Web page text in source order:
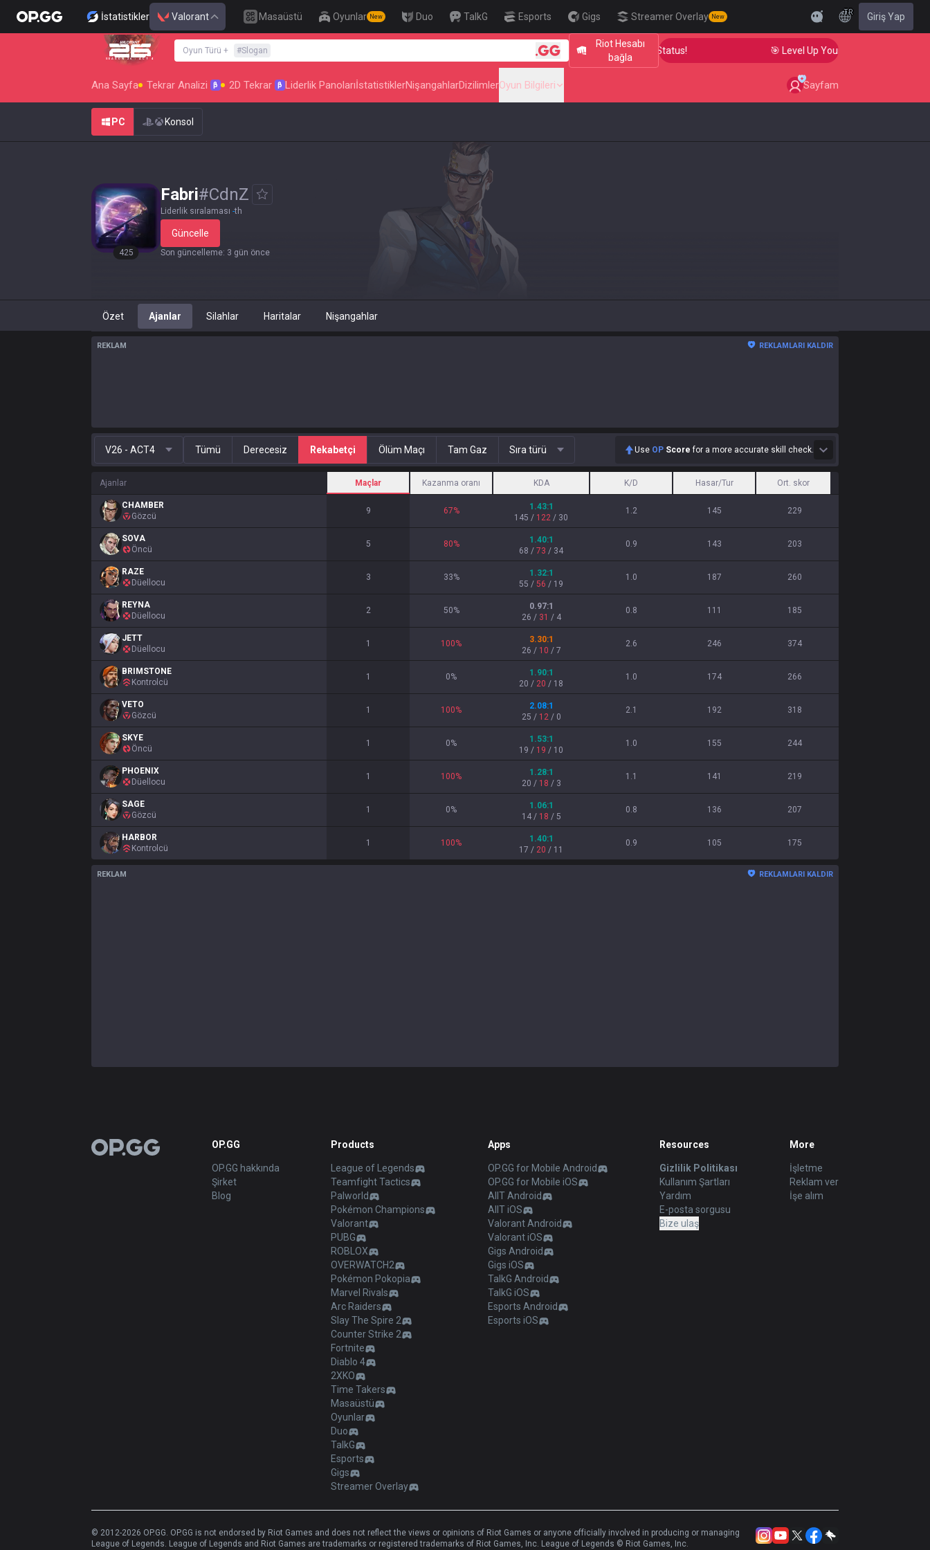
İstatistikler Valorant Masaüstü Oyunlar New Duo TalkG Esports Gigs Streamer Overlay New
TR Giriş Yap
SEASON 26 : ACT 4
Oyun Türü + #Slogan
Riot Hesabı
bağla
🎯 Level Up Your Aim to Radiant Status! 🎯 Level Up Your Aim to Radiant Status!
Ana Sayfa Tekrar Analizi β 2D Tekrar β Liderlik PanolarıİstatistiklerNişangahlarDizilimlerOyun Bilgileri Sayfam
PC Konsol
425
Fabri#CdnZ
Liderlik sıralaması -th
Güncelle
Son güncelleme: 3 gün önce
Özet Ajanlar Silahlar Haritalar Nişangahlar
REKLAM REKLAMLARI KALDIR
V26 - ACT4 Tümü Derecesiz Rekabetçi Ölüm Maçı Tam Gaz Sıra türü Use OP Score for a more accurate skill check.
Ajanlar Maçlar Kazanma oranı KDA K/D Hasar/Tur Ort. skor
CHAMBER
Gözcü
9 67% 1.43:1
145 / 122 / 30
1.2 145 229
SOVA
Öncü
5 80% 1.40:1
68 / 73 / 34
0.9 143 203
RAZE
Düellocu
3 33% 1.32:1
55 / 56 / 19
1.0 187 260
REYNA
Düellocu
2 50% 0.97:1
26 / 31 / 4
0.8 111 185
JETT
Düellocu
1 100% 3.30:1
26 / 10 / 7
2.6 246 374
BRIMSTONE
Kontrolcü
1 0% 1.90:1
20 / 20 / 18
1.0 174 266
VETO
Gözcü
1 100% 2.08:1
25 / 12/ 0
2.1 192 318
SKYE
Öncü
1 0% 1.53:1
19 / 19 / 10
1.0 155 244
PHOENIX
Düellocu
1 100% 1.28:1
20 / 18 / 3
1.1 141 219
SAGE
Gözcü
1 0% 1.06:1
14/ 18 / 5
0.8 136 207
HARBOR
Kontrolcü
1 100% 1.40:1
17 / 20 / 11
0.9 105 175
REKLAM REKLAMLARI KALDIR
OP.GG OP.GG
OP.GG hakkında
Şirket
Blog
Products
League of Legends
Teamfight Tactics
Palworld
Pokémon Champions
Valorant
PUBG
ROBLOX
OVERWATCH2
Pokémon Pokopia
Marvel Rivals
Arc Raiders
Slay The Spire 2
Counter Strike 2
Fortnite
Diablo 4
2XKO
Time Takers
Masaüstü
Oyunlar
Duo
TalkG
Esports
Gigs
Streamer Overlay
Apps
OP.GG for Mobile Android
OP.GG for Mobile iOS
AllT Android
AllT iOS
Valorant Android
Valorant iOS
Gigs Android
Gigs iOS
TalkG Android
TalkG iOS
Esports Android
Esports iOS
Resources
Gizlilik Politikası
Kullanım Şartları
Yardım
E-posta sorgusu
Bize ulaş
More
İşletme
Reklam ver
İşe alım
© 2012-2026 OP.GG. OP.GG is not endorsed by Riot Games and does not reflect the views or opinions of Riot Games or anyone officially involved in producing or managing
League of Legends. League of Legends and Riot Games are trademarks or registered trademarks of Riot Games, Inc. League of Legends © Riot Games, Inc.